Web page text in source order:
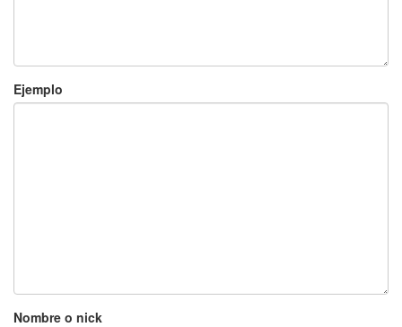
Ejemplo
Nombre o nick